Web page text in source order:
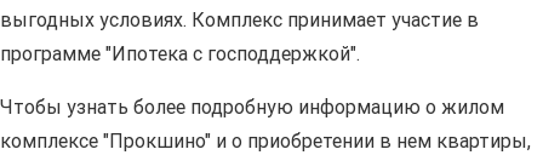
выгодных условиях. Комплекс принимает участие в
программе "Ипотека с господдержкой".
Чтобы узнать более подробную информацию о жилом
комплексе "Прокшино" и о приобретении в нем квартиры,